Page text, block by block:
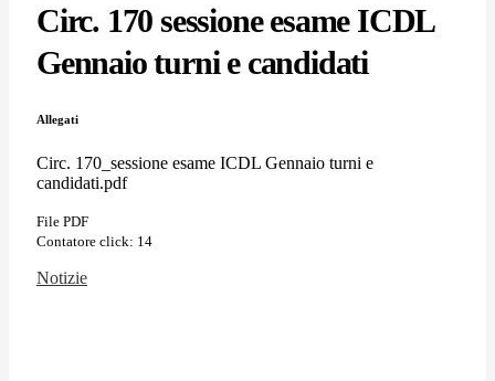
Circ. 170 sessione esame ICDL
Gennaio turni e candidati
Allegati
Circ. 170_sessione esame ICDL Gennaio turni e
candidati.pdf
File PDF
Contatore click: 14
Notizie